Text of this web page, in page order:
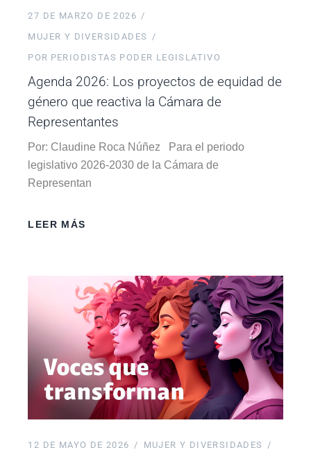
27 DE MARZO DE 2026
MUJER Y DIVERSIDADES
POR PERIODISTAS PODER LEGISLATIVO
Agenda 2026: Los proyectos de equidad de
género que reactiva la Cámara de
Representantes
Por: Claudine Roca Núñez Para el periodo
legislativo 2026-2030 de la Cámara de
Representan
LEER MÁS
12 DE MAYO DE 2026
MUJER Y DIVERSIDADES